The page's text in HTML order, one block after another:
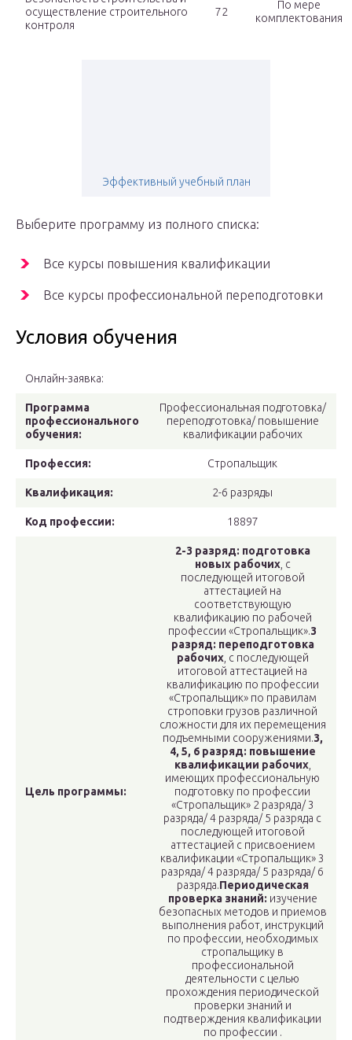
осуществление строительного
контроля
72
По мере
комплектования
Эффективный учебный план
Выберите программу из полного списка:
Все курсы повышения квалификации
Все курсы профессиональной переподготовки
Условия обучения
Онлайн-заявка:
Программа
профессионального
обучения:
Профессиональная подготовка/
переподготовка/ повышение
квалификации рабочих
Профессия: Стропальщик
Квалификация: 2-6 разряды
Код профессии: 18897
Цель программы:
2-3 разряд: подготовка
новых рабочих, c
последующей итоговой
аттестацией на
соответствующую
квалификацию по рабочей
профессии «Стропальщик».3
разряд: переподготовка
рабочих, с последующей
итоговой аттестацией на
квалификацию по профессии
«Стропальщик» по правилам
строповки грузов различной
сложности для их перемещения
подъемными сооружениями.3,
4, 5, 6 разряд: повышение
квалификации рабочих,
имеющих профессиональную
подготовку по профессии
«Стропальщик» 2 разряда/ 3
разряда/ 4 разряда/ 5 разряда с
последующей итоговой
аттестацией с присвоением
квалификации «Стропальщик» 3
разряда/ 4 разряда/ 5 разряда/ 6
разряда.Периодическая
проверка знаний: изучение
безопасных методов и приемов
выполнения работ, инструкций
по профессии, необходимых
стропальщику в
профессиональной
деятельности с целью
прохождения периодической
проверки знаний и
подтверждения квалификации
по профессии .